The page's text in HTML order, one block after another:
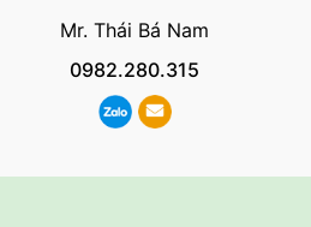
Mr. Thái Bá Nam
0982.280.315